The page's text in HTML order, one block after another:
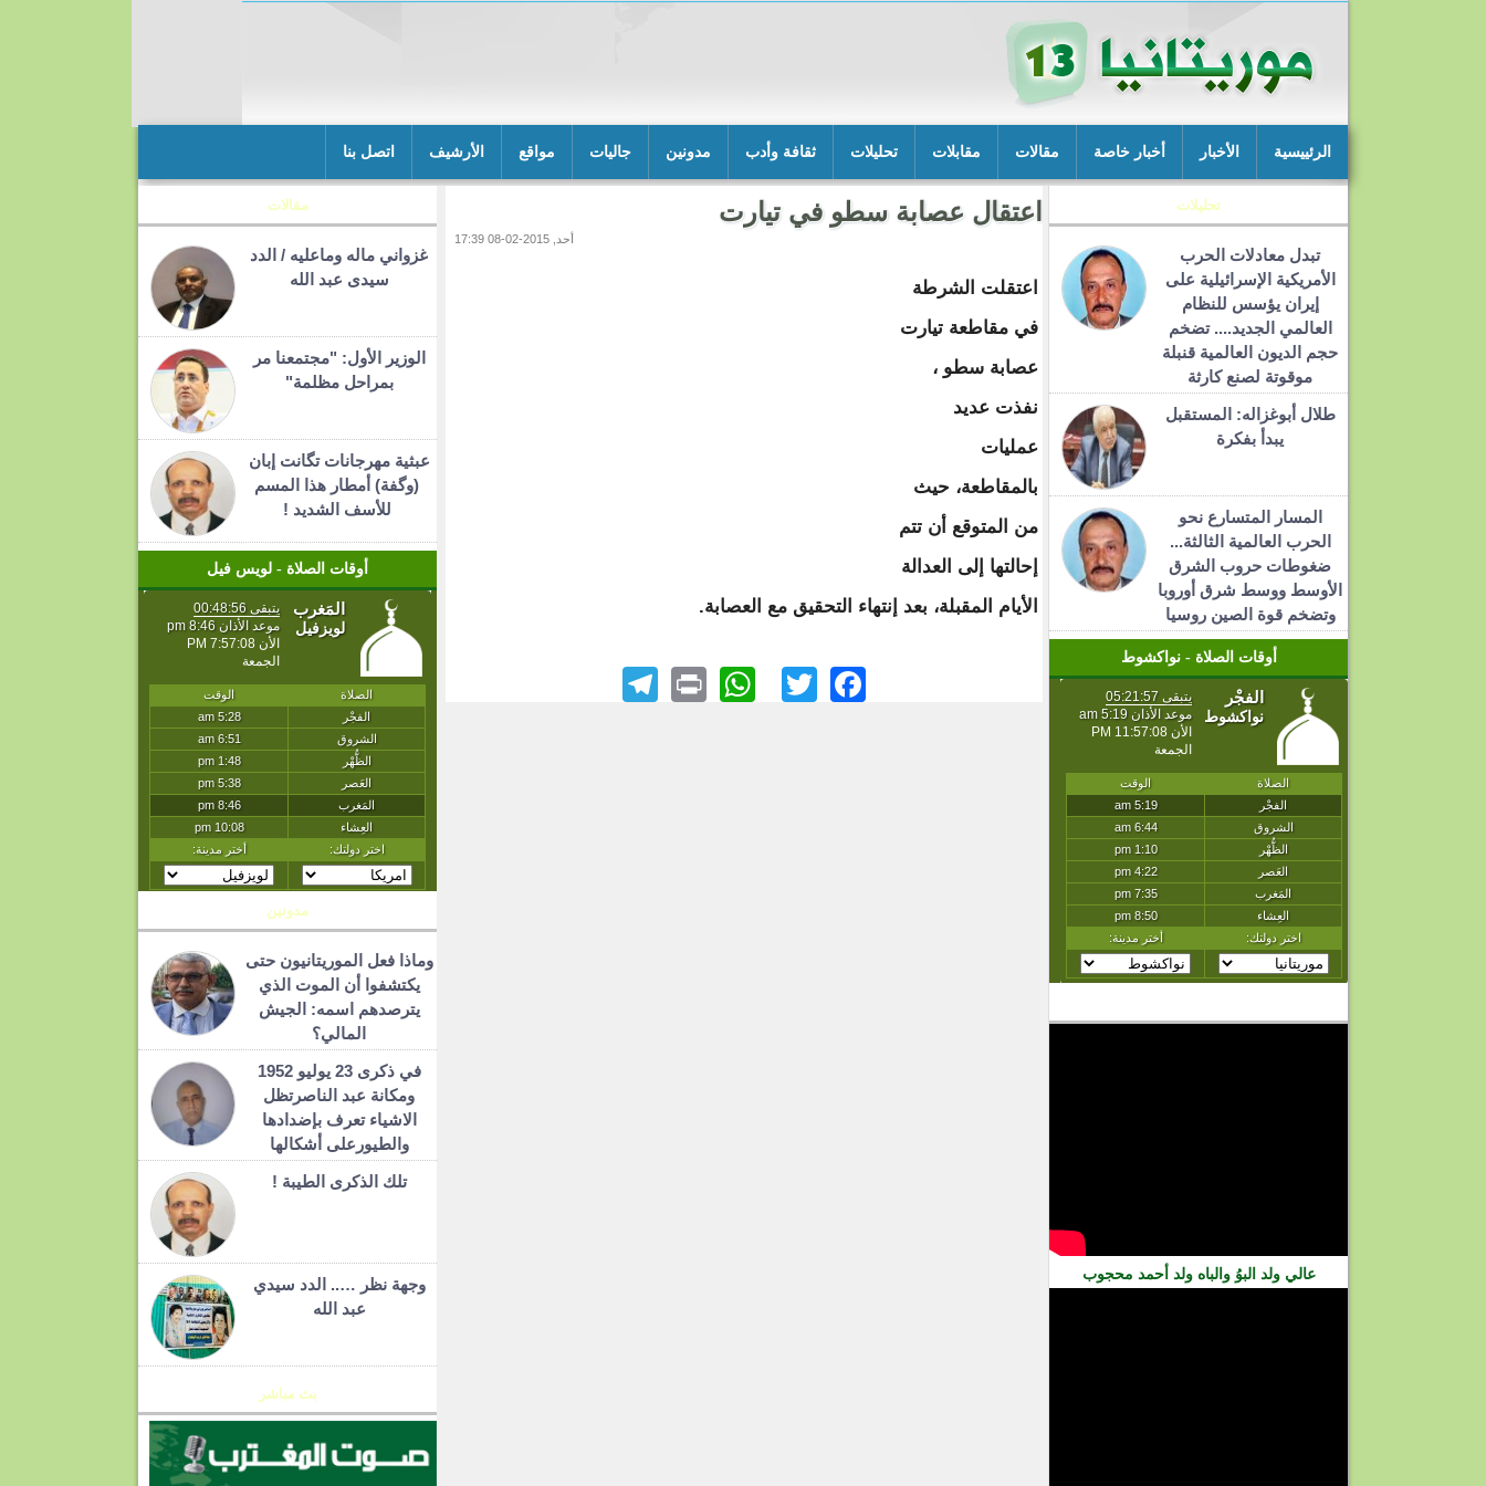
الرئييسية الأخبار أخبار خاصة مقالات مقابلات تحليلات ثقافة وأدب مدونين جاليات مواقع الأرشيف اتصل بنا
تحليلات
تبدل معادلات الحرب
الأمريكية الإسرائيلية على
إيران يؤسس للنظام
العالمي الجديد.... تضخم
حجم الديون العالمية قنبلة
موقوتة لصنع كارثة
طلال أبوغزاله: المستقبل
يبدأ بفكرة
المسار المتسارع نحو
الحرب العالمية الثالثة...
ضغوطات حروب الشرق
الأوسط ووسط شرق أوروبا
وتضخم قوة الصين روسيا
أوقات الصلاة - نواكشوط
عالي ولد البوُ والباه ولد أحمد محجوب
اعتقال عصابة سطو في تيارت
أحد, 2015-02-08 17:39
اعتقلت الشرطة
في مقاطعة تيارت
عصابة سطو ،
نفذت عديد
عمليات
بالمقاطعة، حيث
من المتوقع أن تتم
إحالتها إلى العدالة
الأيام المقبلة، بعد إنتهاء التحقيق مع العصابة.
Facebook
Twitter
WhatsApp
Print
مقالات
غزواني ماله وماعليه / الدد
سيدى عبد الله
الوزير الأول: "مجتمعنا مر
بمراحل مظلمة"
عبثية مهرجانات تگانت إبان
(وگفة) أمطار هذا المسم
للأسف الشديد !
أوقات الصلاة - لويس فيل
مدونين
وماذا فعل الموريتانيون حتى
يكتشفوا أن الموت الذي
يترصدهم اسمه: الجيش
المالي؟
في ذكرى 23 يوليو 1952
ومكانة عبد الناصرتظل
الاشياء تعرف بإضدادها
والطيورعلى أشكالها
تلك الذكرى الطيبة !
وجهة نظر ….. الدد سيدي
عبد الله
بث مباشر